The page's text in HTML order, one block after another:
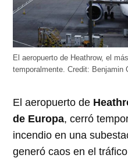
El aeropuerto de Heathrow, el
temporalmente.Credit: Benjamin
El aeropuerto de
de Europa, cerró
incendio en una
generó caos en el